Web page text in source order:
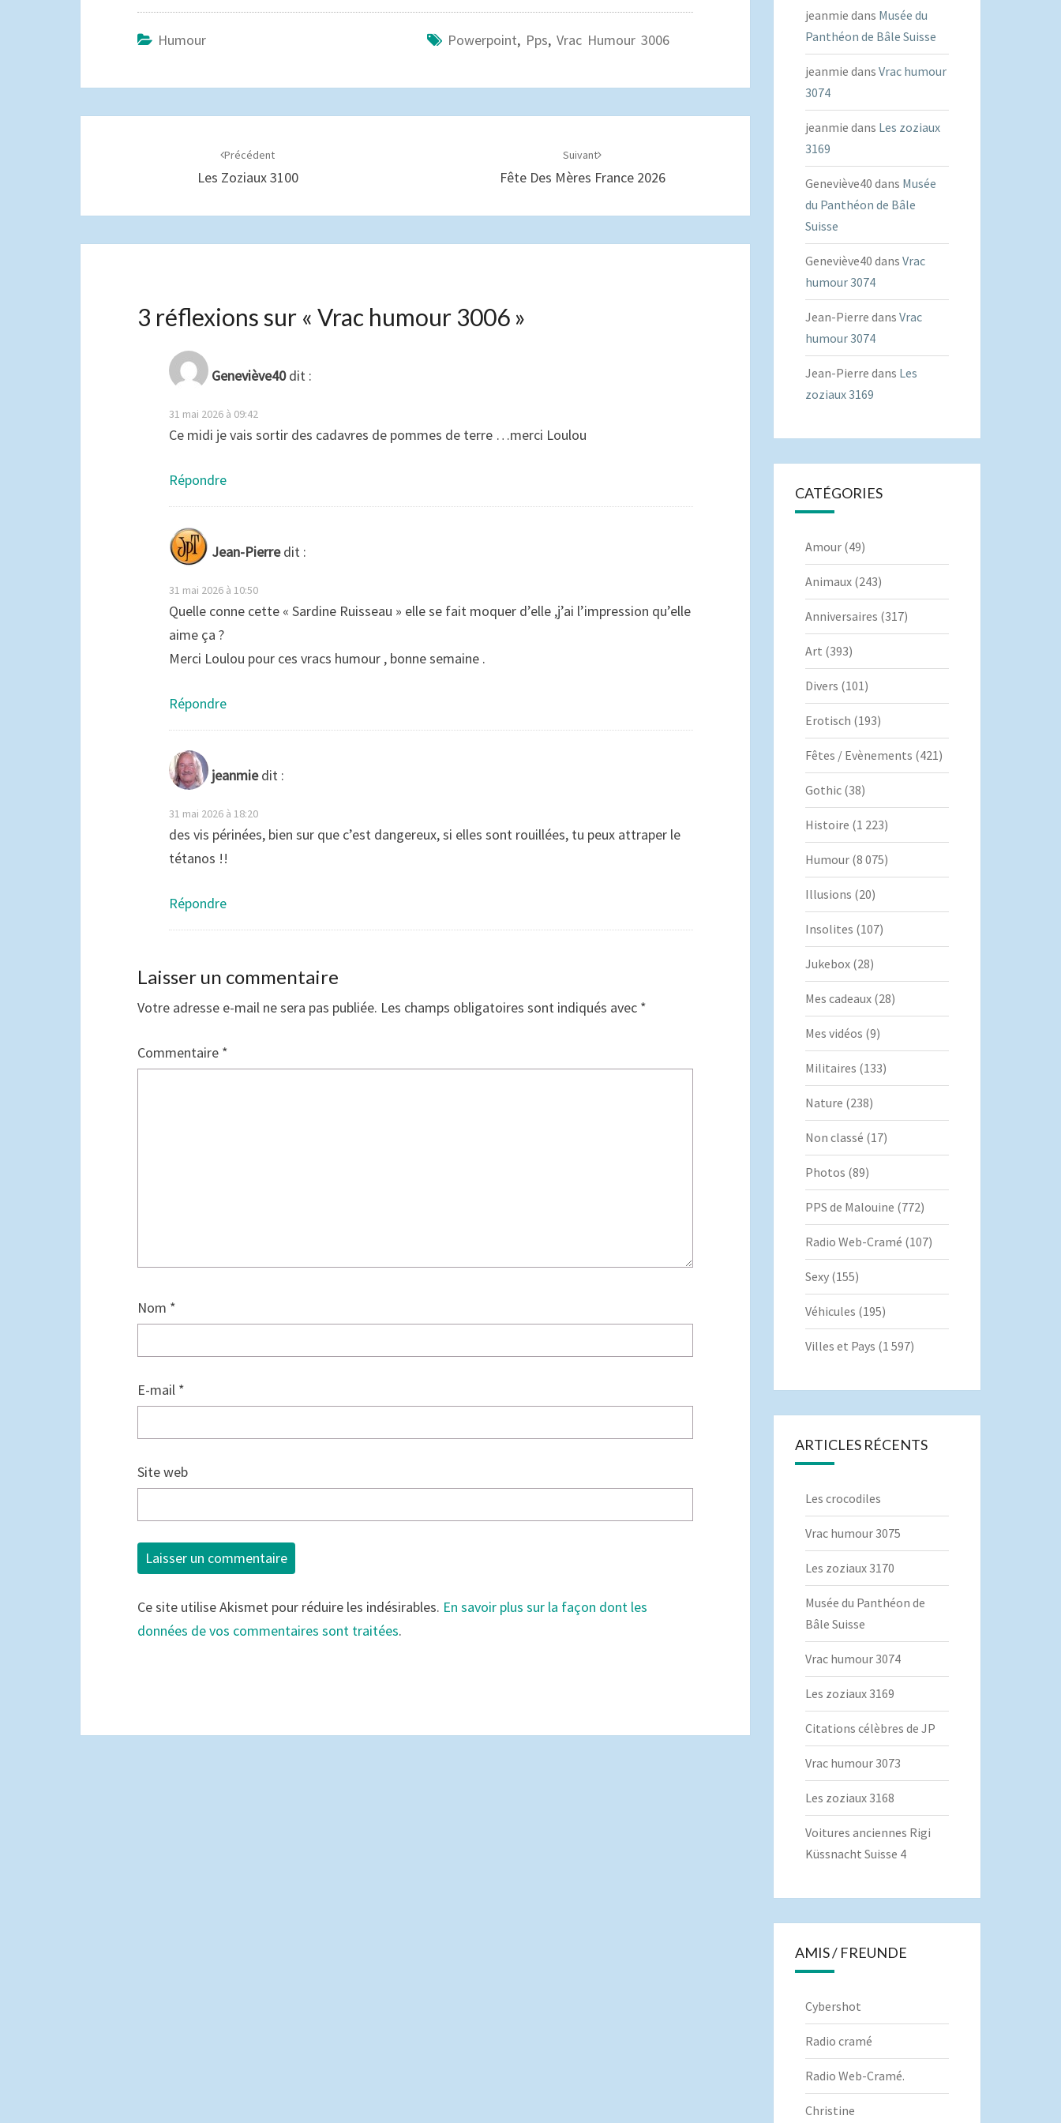
Humour Powerpoint, Pps, Vrac Humour 3006
Précédent
Les Zoziaux 3100
Suivant
Fête Des Mères France 2026
3 réflexions sur « Vrac humour 3006 »
Geneviève40 dit :
31 mai 2026 à 09:42
Ce midi je vais sortir des cadavres de pommes de terre …merci Loulou
Répondre
Jean-Pierre dit :
31 mai 2026 à 10:50
Quelle conne cette « Sardine Ruisseau » elle se fait moquer d’elle ,j’ai l’impression qu’elle
aime ça ?
Merci Loulou pour ces vracs humour , bonne semaine .
Répondre
jeanmie dit :
31 mai 2026 à 18:20
des vis périnées, bien sur que c’est dangereux, si elles sont rouillées, tu peux attraper le
tétanos !!
Répondre
Laisser un commentaire
Votre adresse e-mail ne sera pas publiée. Les champs obligatoires sont indiqués avec *
Commentaire *
Nom *
E-mail *
Site web
Ce site utilise Akismet pour réduire les indésirables. En savoir plus sur la façon dont les
données de vos commentaires sont traitées.
jeanmie dans Musée du
Panthéon de Bâle Suisse
jeanmie dans Vrac humour
3074
jeanmie dans Les zoziaux
3169
Geneviève40 dans Musée
du Panthéon de Bâle
Suisse
Geneviève40 dans Vrac
humour 3074
Jean-Pierre dans Vrac
humour 3074
Jean-Pierre dans Les
zoziaux 3169
CATÉGORIES
Amour(49)
Animaux(243)
Anniversaires (317)
Art (393)
Divers (101)
Erotisch (193)
Fêtes / Evènements (421)
Gothic(38)
Histoire (1 223)
Humour(8 075)
Illusions (20)
Insolites (107)
Jukebox(28)
Mes cadeaux(28)
Mes vidéos (9)
Militaires (133)
Nature (238)
Non classé (17)
Photos (89)
PPS de Malouine (772)
Radio Web-Cramé (107)
Sexy(155)
Véhicules (195)
Villes et Pays (1 597)
ARTICLES RÉCENTS
Les crocodiles
Vrac humour 3075
Les zoziaux 3170
Musée du Panthéon de
Bâle Suisse
Vrac humour 3074
Les zoziaux 3169
Citations célèbres de JP
Vrac humour 3073
Les zoziaux 3168
Voitures anciennes Rigi
Küssnacht Suisse 4
AMIS / FREUNDE
Cybershot
Radio cramé
Radio Web-Cramé.
Christine